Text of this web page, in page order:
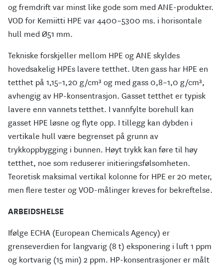
og fremdrift var minst like gode som med ANE-produkter.
VOD for Kemiitti HPE var 4400–5300 ms. i horisontale
hull med Ø51 mm.
Tekniske forskjeller mellom HPE og ANE skyldes
hovedsakelig HPEs lavere tetthet. Uten gass har HPE en
tetthet på 1,15–1,20 g/cm³ og med gass 0,8–1,0 g/cm³,
avhengig av HP-konsentrasjon. Gasset tetthet er typisk
lavere enn vannets tetthet. I vannfylte borehull kan
gasset HPE løsne og flyte opp. I tillegg kan dybden i
vertikale hull være begrenset på grunn av
trykkoppbygging i bunnen. Høyt trykk kan føre til høy
tetthet, noe som reduserer initieringsfølsomheten.
Teoretisk maksimal vertikal kolonne for HPE er 20 meter,
men flere tester og VOD-målinger kreves for bekreftelse.
ARBEIDSHELSE
Ifølge ECHA (European Chemicals Agency) er
grenseverdien for langvarig (8 t) eksponering i luft 1 ppm
og kortvarig (15 min) 2 ppm. HP-konsentrasjoner er målt